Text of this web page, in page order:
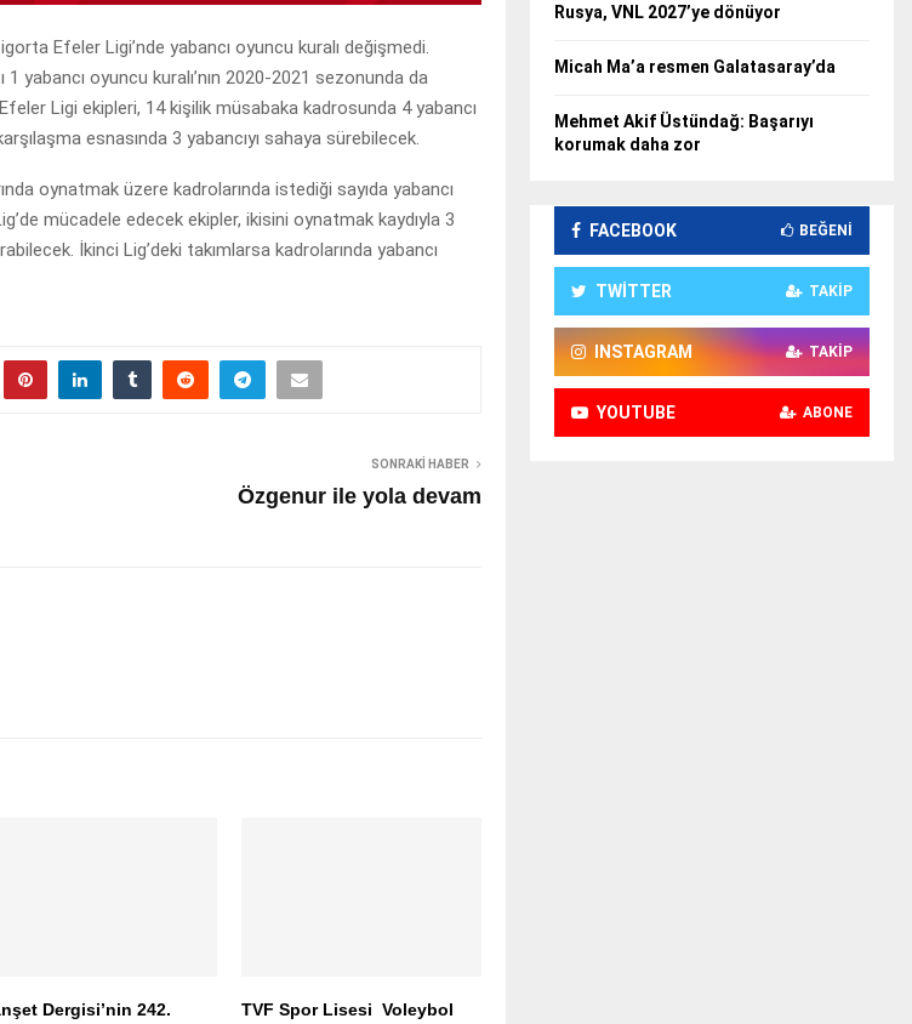
Efeler Ligi’nde yabancı oyuncu kuralı değişmedi.
yabancı oyuncu kuralı’nın 2020-2021 sezonunda da
Ligi ekipleri, 14 kişilik müsabaka kadrosunda 4 yabancı
esnasında 3 yabancıyı sahaya sürebilecek.
oynatmak üzere kadrolarında istediği sayıda yabancı
mücadele edecek ekipler, ikisini oynatmak kaydıyla 3
İkinci Lig’deki takımlarsa kadrolarında yabancı
SONRAKI HABER
Özgenur ile yola devam
Dergisi’nin 242.
TVF Spor Lisesi Voleybol
Rusya, VNL 2027’ye dönüyor
Micah Ma’a resmen Galatasaray’da
Mehmet Akif Üstündağ: Başarıyı
korumak daha zor
FACEBOOK BEĞENI
TWITTER TAKIP
INSTAGRAM TAKIP
YOUTUBE ABONE